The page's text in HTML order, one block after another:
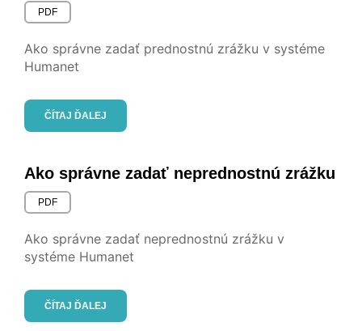
PDF
Ako správne zadať prednostnú zrážku v systéme
Humanet
ČÍTAJ ĎALEJ
Ako správne zadať neprednostnú zrážku
PDF
Ako správne zadať neprednostnú zrážku v
systéme Humanet
ČÍTAJ ĎALEJ